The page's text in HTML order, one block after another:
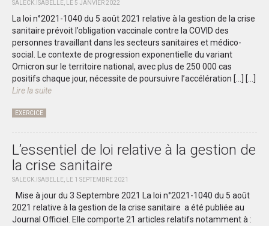
SALECK.ISABELLE, LE 5 JANVIER 2022
La loi n°2021-1040 du 5 août 2021 relative à la gestion de la crise
sanitaire prévoit l’obligation vaccinale contre la COVID des
personnes travaillant dans les secteurs sanitaires et médico-
social. Le contexte de progression exponentielle du variant
Omicron sur le territoire national, avec plus de 250 000 cas
positifs chaque jour, nécessite de poursuivre l’accélération […]
[...]
Lire la suite
EXERCICE
L’essentiel de loi relative à la gestion de
la crise sanitaire
SALECK.ISABELLE, LE 1 SEPTEMBRE 2021
Mise à jour du 3 Septembre 2021 La loi n°2021-1040 du 5 août
2021 relative à la gestion de la crise sanitaire a été publiée au
Journal Officiel. Elle comporte 21 articles relatifs notamment à :